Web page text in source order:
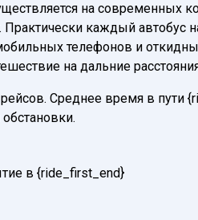
на современных
Практически каждый
телефонов и
на дальние
Среднее время в пути
в {ride_first_end}